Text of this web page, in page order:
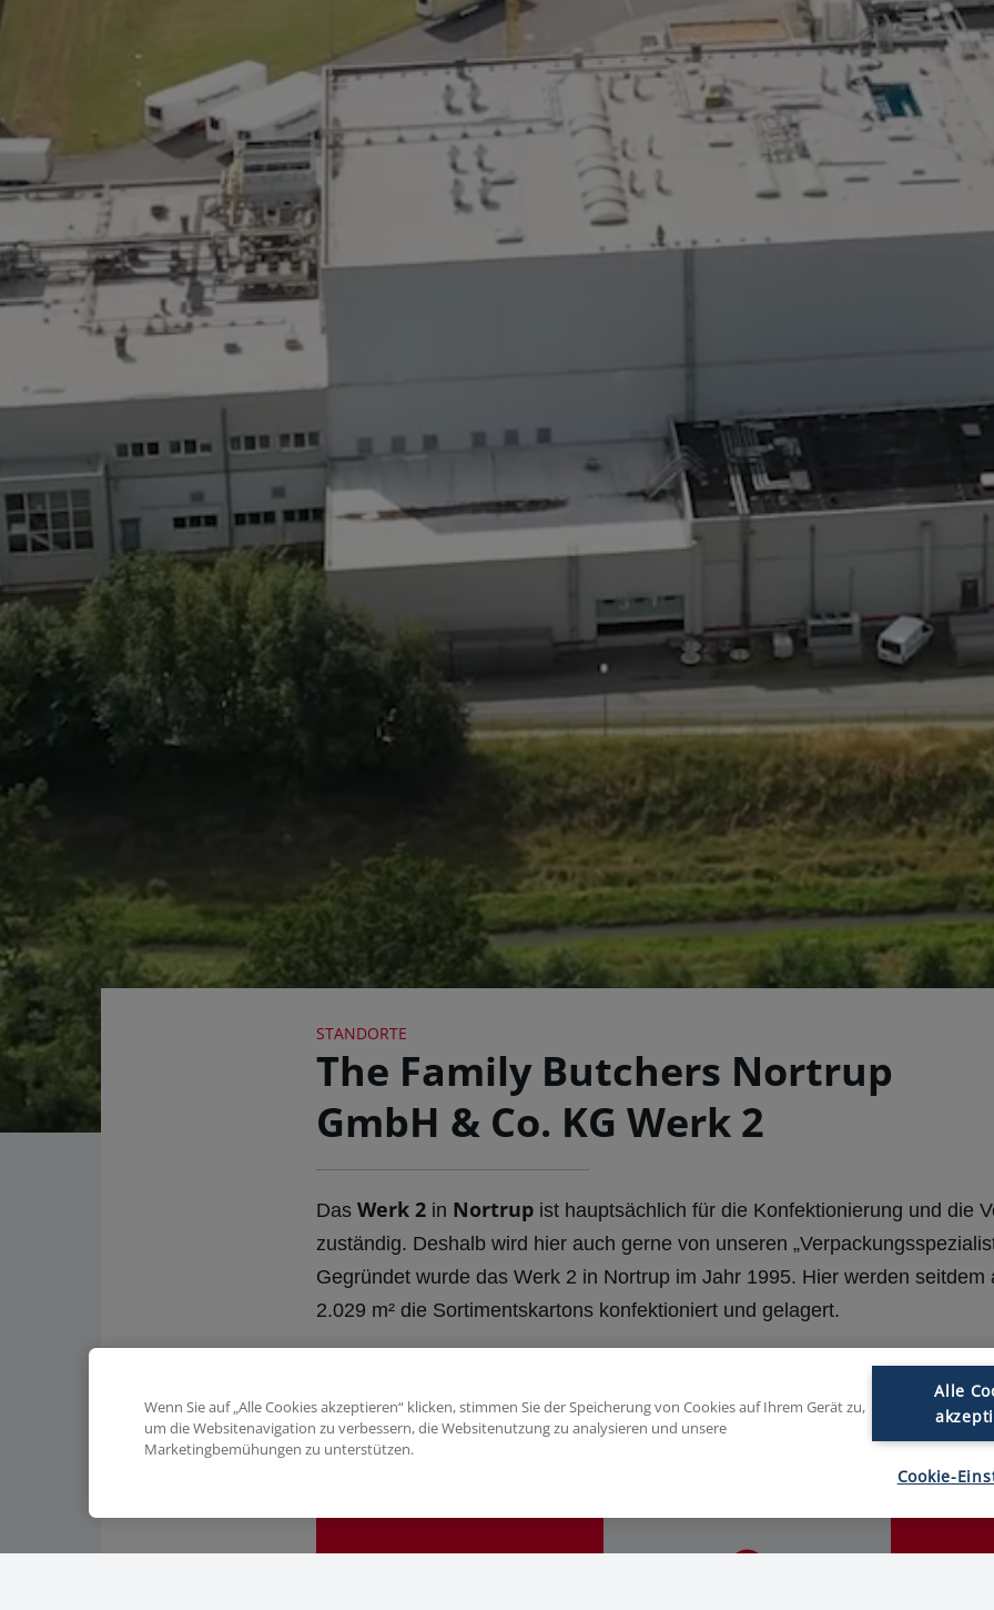
STANDORTE
The Family Butchers Nortrup
GmbH & Co. KG Werk 2
Das Werk 2in Nortrup ist hauptsächlich für die Konfektionierung und die
zuständig. Deshalb wird hier auch gerne von unseren
Gegründet wurde das Werk 2 in Nortrup im Jahr 1995. Hier werden seitdem
2.029 m² die Sortimentskartons konfektioniert und gelagert.
Gegründet
1995
Mitarbeitende
50
Wenn Sie auf „Alle Cookies akzeptieren“ klicken, stimmen Sie der Speicherung von Cookies auf Ihrem Gerät zu,
um die Websitenavigation zu verbessern, die Websitenutzung zu analysieren und unsere
Marketingbemühungen zu unterstützen.
Alle
Cookie-